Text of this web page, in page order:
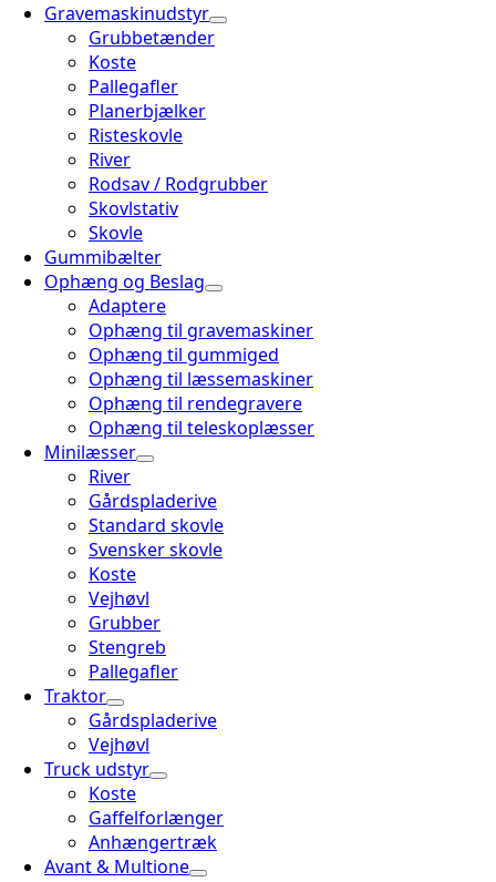
Gravemaskinudstyr
Grubbetænder
Koste
Pallegafler
Planerbjælker
Risteskovle
River
Rodsav / Rodgrubber
Skovlstativ
Skovle
Gummibælter
Ophæng og Beslag
Adaptere
Ophæng til gravemaskiner
Ophæng til gummiged
Ophæng til læssemaskiner
Ophæng til rendegravere
Ophæng til teleskoplæsser
Minilæsser
River
Gårdspladerive
Standard skovle
Svensker skovle
Koste
Vejhøvl
Grubber
Stengreb
Pallegafler
Traktor
Gårdspladerive
Vejhøvl
Truck udstyr
Koste
Gaffelforlænger
Anhængertræk
Avant & Multione